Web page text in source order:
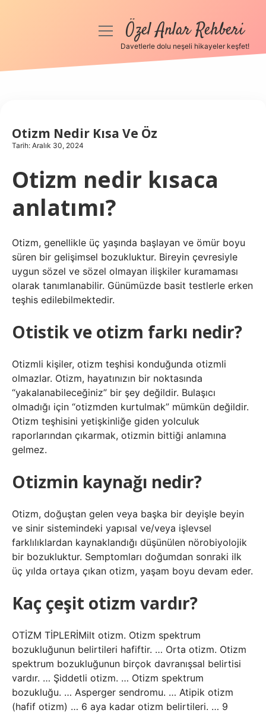
Anasayfa
Hakkımızda
menüyüÖzel Anlar Rehberi
Davetlerle dolu neşeli hikayeler keşfet!
Otizm Nedir Kısa Ve Öz
Tarih: Aralık 30, 2024
Otizm nedir kısaca
anlatımı?
Otizm, genellikle üç yaşında başlayan ve ömür boyu
süren bir gelişimsel bozukluktur. Bireyin çevresiyle
uygun sözel ve sözel olmayan ilişkiler kuramaması
olarak tanımlanabilir. Günümüzde basit testlerle erken
teşhis edilebilmektedir.
Otistik ve otizm farkı nedir?
Otizmli kişiler, otizm teşhisi konduğunda otizmli
olmazlar. Otizm, hayatınızın bir noktasında
“yakalanabileceğiniz” bir şey değildir. Bulaşıcı
olmadığı için “otizmden kurtulmak” mümkün değildir.
Otizm teşhisini yetişkinliğe giden yolculuk
raporlarından çıkarmak, otizmin bittiği anlamına
gelmez.
Otizmin kaynağı nedir?
Otizm, doğuştan gelen veya başka bir deyişle beyin
ve sinir sistemindeki yapısal ve/veya işlevsel
farklılıklardan kaynaklandığı düşünülen nörobiyolojik
bir bozukluktur. Semptomları doğumdan sonraki ilk
üç yılda ortaya çıkan otizm, yaşam boyu devam eder.
Kaç çeşit otizm vardır?
OTİZM TİPLERİMilt otizm. Otizm spektrum
bozukluğunun belirtileri hafiftir. … Orta otizm. Otizm
spektrum bozukluğunun birçok davranışsal belirtisi
vardır. … Şiddetli otizm. … Otizm spektrum
bozukluğu. … Asperger sendromu. … Atipik otizm
(hafif otizm) … 6 aya kadar otizm belirtileri. … 9